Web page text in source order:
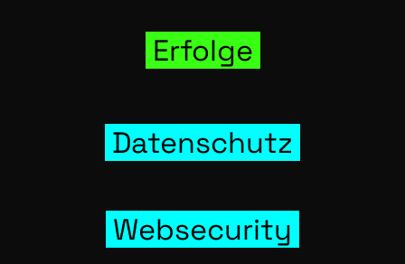
Erfol­ge
Daten­schutz
Web­se­cu­ri­ty